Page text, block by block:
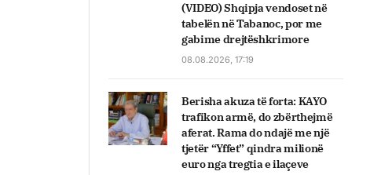
(VIDEO) Shqipja vendoset në
tabelën në Tabanoc, por me
gabime drejtëshkrimore
08.08.2026, 17:19
Berisha akuza të forta: KAYO
trafikon armë, do zbërthejmë
aferat. Rama do ndajë me një
tjetër “Yffet” qindra milionë
euro nga tregtia e ilaçeve